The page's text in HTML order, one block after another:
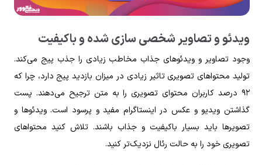
ویدئو و تصاویر شخصی سازی شده و باکیفیت
وجود تصاویر و ویدئو‌های جذاب مخاطب زیادی را جذب پیج می‌کند.
تولید محتوا‌های تصویری تاثیر زیادی در میزان بازدید پیج دارد، چرا که
۹۲ درصد کاربران محتوای تصویری را به متن ترجیح می‌دهند. پست
گذاشتن ویدیو و عکس در اینستاگرام مفید و پرسود است. ویدئو‌ها و
تصویر‌ها باید بسیار با‌کیفیت و جذاب باشند. تلاش کنید محتوا‌های
تصویری خود را به حالت رئال نزدیک‌تر کنید.